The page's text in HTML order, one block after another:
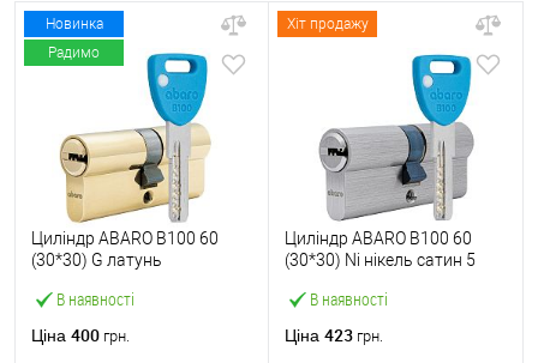
Новинка
Радимо
В наявності
Циліндр ABARO B100 60
(30*30) G латунь
Ціна 400 грн.
Хіт продажу
В наявності
Циліндр ABARO B100 60
(30*30) Ni нікель сатин 5
Ціна 423 грн.